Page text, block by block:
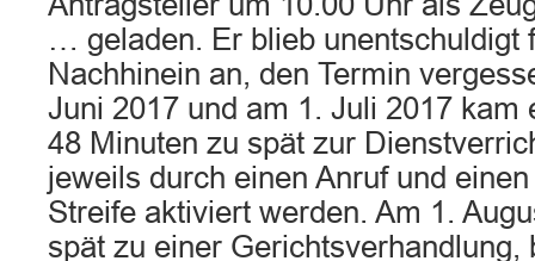
… geladen. Er blieb unentschuldigt
Nachhinein an, den Termin
Juni 2017 und am 1. Juli 2017 kam
48 Minuten zu spät zur
jeweils durch einen Anruf und
Streife aktiviert werden. Am 1.
spät zu einer Gerichtsverhandlung,